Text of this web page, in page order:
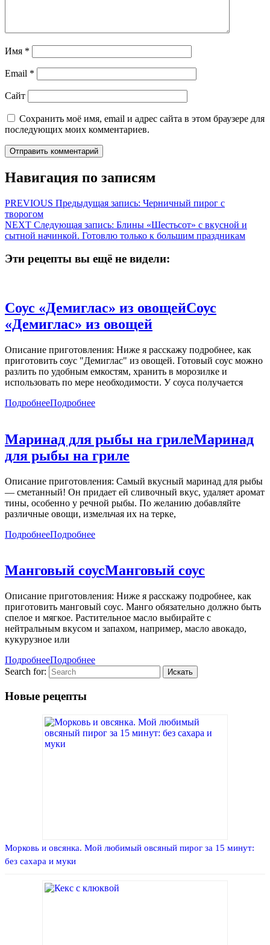
Имя *
Email *
Сайт
Сохранить моё имя, email и адрес сайта в этом браузере для
последующих моих комментариев.
Навигация по записям
PREVIOUS Предыдущая запись: Черничный пирог с
творогом
NEXT Следующая запись: Блины «Шестьсот» с вкусной и
сытной начинкой. Готовлю только к большим праздникам
Эти рецепты вы ещё не видели:
Соус «Демиглас» из овощейСоус
«Демиглас» из овощей
Описание приготовления: Ниже я расскажу подробнее, как
приготовить соус "Демиглас" из овощей. Готовый соус можно
разлить по удобным емкостям, хранить в морозилке и
использовать по мере необходимости. У соуса получается
ПодробнееПодробнее
Маринад для рыбы на грилеМаринад
для рыбы на гриле
Описание приготовления: Самый вкусный маринад для рыбы
— сметанный! Он придает ей сливочный вкус, удаляет аромат
тины, особенно у речной рыбы. По желанию добавляйте
различные овощи, измельчая их на терке,
ПодробнееПодробнее
Манговый соусМанговый соус
Описание приготовления: Ниже я расскажу подробнее, как
приготовить манговый соус. Манго обязательно должно быть
спелое и мягкое. Растительное масло выбирайте с
нейтральным вкусом и запахом, например, масло авокадо,
кукурузное или
ПодробнееПодробнее
Search for:
Новые рецепты
Морковь и овсянка. Мой любимый овсяный пирог за 15 минут:
без сахара и муки